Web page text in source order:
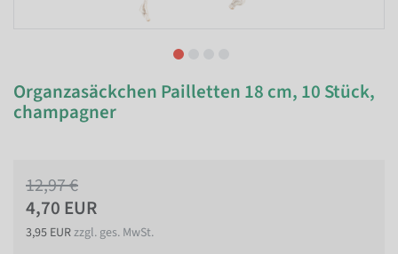
Organzasäckchen Pailletten 18 cm, 10 Stück,
champagner
12,97 €
4,70 EUR
3,95 EURzzgl. ges. MwSt.